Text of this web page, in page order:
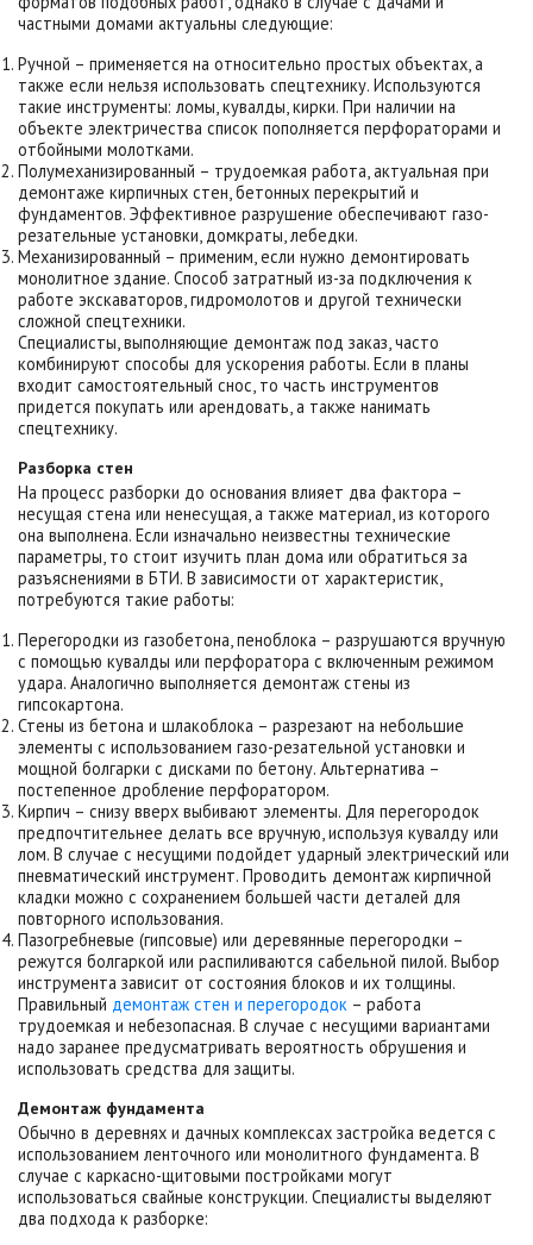
частными домами актуальны следующие:
Ручной – применяется на относительно простых объектах, а
также если нельзя использовать спецтехнику. Используются
такие инструменты: ломы, кувалды, кирки. При наличии на
объекте электричества список пополняется перфораторами и
отбойными молотками.
Полумеханизированный – трудоемкая работа, актуальная при
демонтаже кирпичных стен, бетонных перекрытий и
фундаментов. Эффективное разрушение обеспечивают газо-
резательные установки, домкраты, лебедки.
Механизированный – применим, если нужно демонтировать
монолитное здание. Способ затратный из-за подключения к
работе экскаваторов, гидромолотов и другой технически
сложной спецтехники.
Специалисты, выполняющие демонтаж под заказ, часто
комбинируют способы для ускорения работы. Если в планы
входит самостоятельный снос, то часть инструментов
придется покупать или арендовать, а также нанимать
спецтехнику.
Разборка стен
На процесс разборки до основания влияет два фактора –
несущая стена или ненесущая, а также материал, из которого
она выполнена. Если изначально неизвестны технические
параметры, то стоит изучить план дома или обратиться за
разъяснениями в БТИ. В зависимости от характеристик,
потребуются такие работы:
Перегородки из газобетона, пеноблока – разрушаются вручную
с помощью кувалды или перфоратора с включенным режимом
удара. Аналогично выполняется демонтаж стены из
гипсокартона.
Стены из бетона и шлакоблока – разрезают на небольшие
элементы с использованием газо-резательной установки и
мощной болгарки с дисками по бетону. Альтернатива –
постепенное дробление перфоратором.
Кирпич – снизу вверх выбивают элементы. Для перегородок
предпочтительнее делать все вручную, используя кувалду или
лом. В случае с несущими подойдет ударный электрический или
пневматический инструмент. Проводить демонтаж кирпичной
кладки можно с сохранением большей части деталей для
повторного использования.
Пазогребневые (гипсовые) или деревянные перегородки –
режутся болгаркой или распиливаются сабельной пилой. Выбор
инструмента зависит от состояния блоков и их толщины.
Правильный демонтаж стен и перегородок – работа
трудоемкая и небезопасная. В случае с несущими вариантами
надо заранее предусматривать вероятность обрушения и
использовать средства для защиты.
Демонтаж фундамента
Обычно в деревнях и дачных комплексах застройка ведется с
использованием ленточного или монолитного фундамента. В
случае с каркасно-щитовыми постройками могут
использоваться свайные конструкции. Специалисты выделяют
два подхода к разборке: